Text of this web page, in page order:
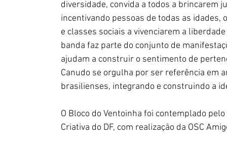
diversidade, convida a todos a brincarem
incentivando pessoas de todas as
e classes sociais a vivenciarem a
banda faz parte do conjunto de
ajudam a construir o sentimento de
Canudo se orgulha por ser referência em
brasilienses, integrando e construindo a
O Bloco do Ventoinha foi contemplado
Criativa do DF, com realização da OSC